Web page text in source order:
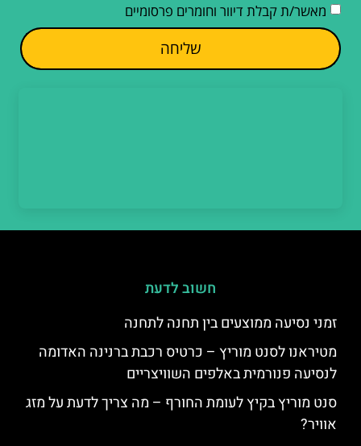
מאשר/ת קבלת דיוור וחומרים פרסומיים
שליחה
חשוב לדעת
זמני נסיעה ממוצעים בין תחנה לתחנה
מטיראנו לסנט מוריץ – כרטיס רכבת ברנינה האדומה
לנסיעה פנורמית באלפים השוויצריים
סנט מוריץ בקיץ לעומת החורף – מה צריך לדעת על מזג
אוויר?